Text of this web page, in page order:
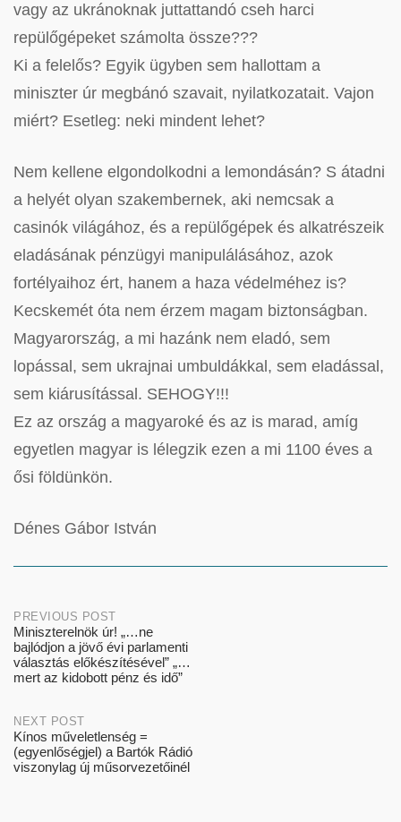
vagy az ukránoknak juttattandó cseh harci
repülőgépeket számolta össze???
Ki a felelős? Egyik ügyben sem hallottam a
miniszter úr megbánó szavait, nyilatkozatait. Vajon
miért? Esetleg: neki mindent lehet?
Nem kellene elgondolkodni a lemondásán? S átadni
a helyét olyan szakembernek, aki nemcsak a
casinók világához, és a repülőgépek és alkatrészeik
eladásának pénzügyi manipulálásához, azok
fortélyaihoz ért, hanem a haza védelméhez is?
Kecskemét óta nem érzem magam biztonságban.
Magyarország, a mi hazánk nem eladó, sem
lopással, sem ukrajnai umbuldákkal, sem eladással,
sem kiárusítással. SEHOGY!!!
Ez az ország a magyaroké és az is marad, amíg
egyetlen magyar is lélegzik ezen a mi 1100 éves a
ősi földünkön.
Dénes Gábor István
Post
navigation
PREVIOUS POST
Miniszterelnök úr! „…ne
bajlódjon a jövő évi parlamenti
választás előkészítésével” „…
mert az kidobott pénz és idő”
NEXT POST
Kínos műveletlenség =
(egyenlőségjel) a Bartók Rádió
viszonylag új műsorvezetőinél